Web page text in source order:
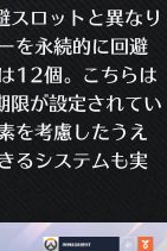
スロットと異なり
を永続的に回避
12個。こちらは
限が設定されてい
を考慮したうえ
るシステムも実